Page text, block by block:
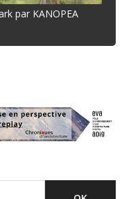
par KANOPEA